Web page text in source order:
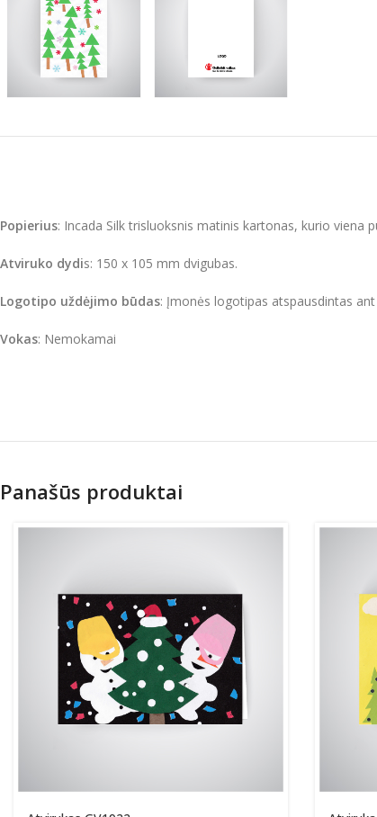
Popierius: Incada Silk trisluoksnis matinis kartonas, kurio viena
Atviruko dydis: 150 x 105 mm dvigubas.
Logotipo uždėjimo būdas: Įmonės logotipas atspausdintas
Vokas: Nemokamai
Panašūs produktai